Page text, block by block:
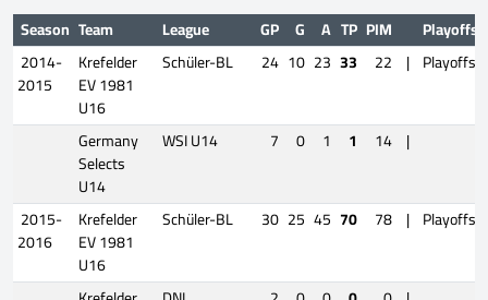
Season Team League GP G A TP PIM
Playoffs
2014-
2015
Krefelder
EV 1981
U16
Schüler-BL 24 10 23 33 22 | Playoffs
Germany
Selects
U14
WSI U14 7 0 1 1 14 |
2015-
2016
Krefelder
EV 1981
U16
Schüler-BL 30 25 45 70 78 | Playoffs